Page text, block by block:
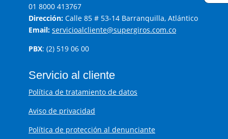
01 8000 413767
Dirección: Calle 85 # 53-14 Barranquilla, Atlántico
Email: servicioalcliente@supergiros.com.co
PBX: (2) 519 06 00
Servicio al cliente
Política de tratamiento de datos
Aviso de privacidad
Política de protección al denunciante